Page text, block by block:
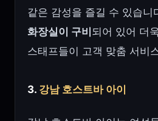
같은 감성을 즐길 수 있습니
화장실이 구비 되어 있어 더
스태프들이 고객 맞춤 서비
3. 강남 호스트바 아이